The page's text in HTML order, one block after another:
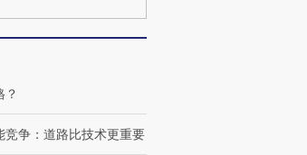
？
竞争：道路比技术更重要